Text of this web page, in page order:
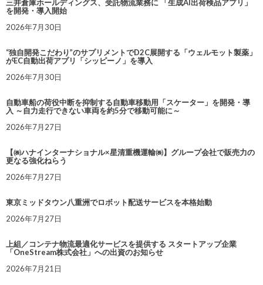
三井倉庫ホールディングス、受託物流業務に 「生成AI出荷検品アプリ」
を開発・導入開始
2026年7月30日
“独自開発こだわり”のサプリメントでD2C展開する「ウェルモット製薬」
がEC自動出荷アプリ「シッピーノ」を導入
2026年7月30日
自動車船の荷役中断を抑制する自動車移動用「スケーター」を開発・導
入 ～自力走行できない車両を約5分で移動可能に～
2026年7月27日
【㈱ハナインターナショナル×星清重機運輸㈱】グループ会社で販売力の
更なる強化ねらう
2026年7月27日
東京ミッドタウン八重洲でロボット配送サービスを本格始動
2026年7月27日
上組／コンテナ物流最適化サービスを提供する スタートアップ企業
「OneStream株式会社」への出資のお知らせ
2026年7月21日